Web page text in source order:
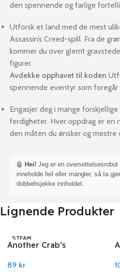
den spennende og farlige
Utforsk et land med de mest
Assassin’s Creed-spill. Fra de
kommer du over glemt
figurer.
Avdekke opphavet til koden
spennende eventyr som
Engasjer deg i mange
ferdigheter. Hver oppdrag er en
den måten du ønsker og
🤖 Hei! Jeg er en
inneholde feil eller mangler, så ta
dobbeltsjekke innholdet.
Lignende Produkter
STEAM
Another Crab’s
89 kr